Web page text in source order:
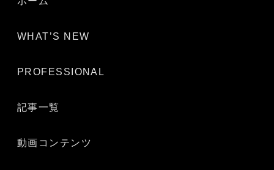
WHAT’S NEW
PROFESSIONAL
記事一覧
動画コンテンツ